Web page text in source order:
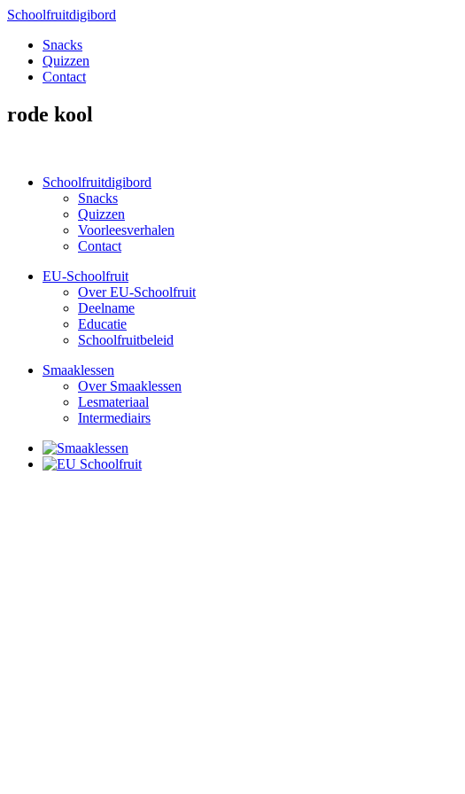
Schoolfruitdigibord
Snacks
Quizzen
Contact
rode kool
Schoolfruitdigibord
Snacks
Quizzen
Voorleesverhalen
Contact
EU-Schoolfruit
Over EU-Schoolfruit
Deelname
Educatie
Schoolfruitbeleid
Smaaklessen
Over Smaaklessen
Lesmateriaal
Intermediairs